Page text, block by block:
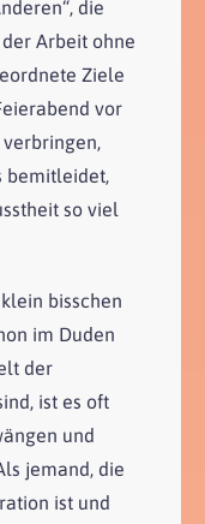
die
Arbeit ohne
Ziele
vor
bemitleidet,
so viel
bisschen
im Duden
der
ist es oft
und
jemand, die
ist und